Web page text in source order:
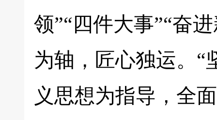
领”“四件大事”“奋
为轴，匠心独运。“
义思想为指导，全